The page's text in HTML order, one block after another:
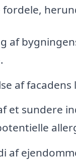
fordele,
af
af facadens
et sundere
af